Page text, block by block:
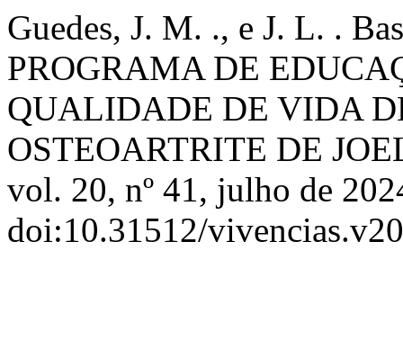
Guedes, J. M. ., e J. L. .
PROGRAMA DE
QUALIDADE DE VIDA
OSTEOARTRITE DE
vol. 20, nº 41, julho de
doi:10.31512/